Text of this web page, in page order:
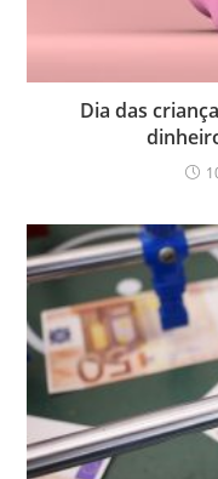
Dia das